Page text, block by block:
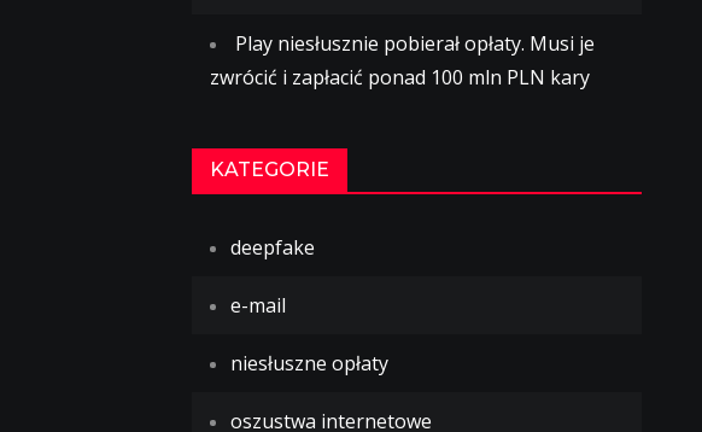
Play niesłusznie pobierał opłaty. Musi je
zwrócić i zapłacić ponad 100 mln PLN kary
KATEGORIE
deepfake
e-mail
niesłuszne opłaty
oszustwa internetowe